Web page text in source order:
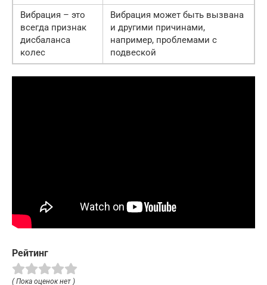
Вибрация – это
всегда признак
дисбаланса
колес
Вибрация может быть вызвана
и другими причинами,
например, проблемами с
подвеской
Рейтинг
( Пока оценок нет )